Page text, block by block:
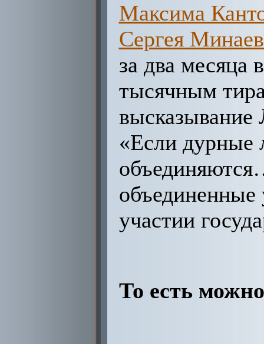
Максима
Сергея
за два
тысячным
высказывание
«Если дурные
объединенные
участии
То есть